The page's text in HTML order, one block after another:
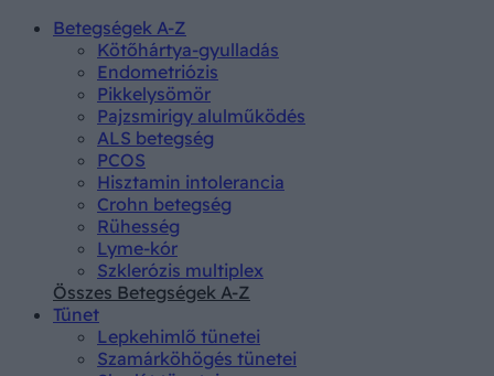
Betegségek A-Z
Kötőhártya-gyulladás
Endometriózis
Pikkelysömör
Pajzsmirigy alulműködés
ALS betegség
PCOS
Hisztamin intolerancia
Crohn betegség
Rühesség
Lyme-kór
Szklerózis multiplex
Összes Betegségek A-Z
Tünet
Lepkehimlő tünetei
Szamárköhögés tünetei